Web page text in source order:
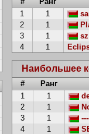
1
1
2
1
3
1
sz
4
1
Наибольшее
#
Ранг
1
1
2
1
3
1
4
1